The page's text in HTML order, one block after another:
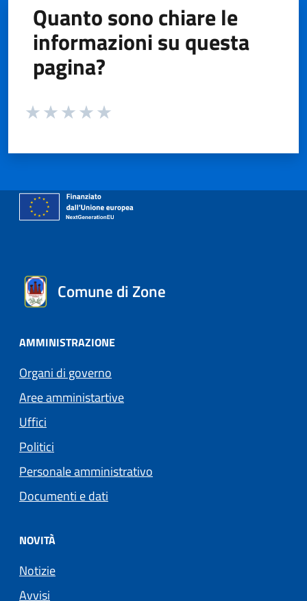
Quanto sono chiare le
informazioni su questa
pagina?
Valuta da 1 a 5 stelle la pagina
Comune di Zone
AMMINISTRAZIONE
Organi di governo
Aree amministartive
Uffici
Politici
Personale amministrativo
Documenti e dati
NOVITÀ
Notizie
Avvisi